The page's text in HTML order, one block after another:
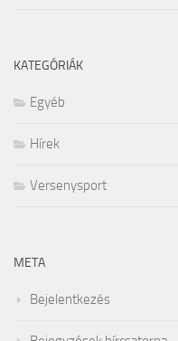
KATEGÓRIÁK
Egyéb
Hírek
Versenysport
META
Bejelentkezés